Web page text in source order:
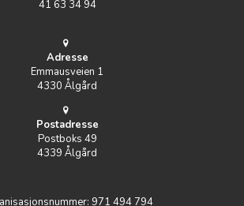
41 63 34 94
Adresse
Emmausveien 1
4330 Ålgård
Postadresse
Postboks 49
4339 Ålgård
971 494 794